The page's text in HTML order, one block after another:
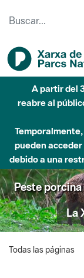
A partir del
reabre al
pueden
debido a una
Peste
La
Todas las páginas